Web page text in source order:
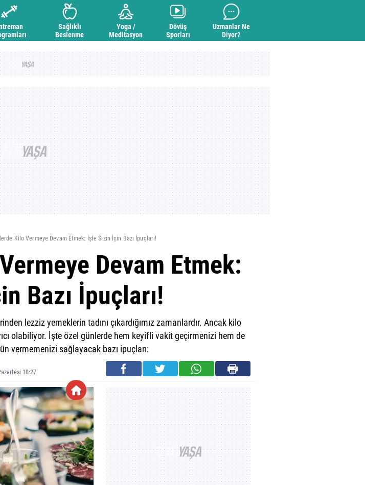
Sağlıklı
Beslenme
Yoga /
Meditasyon
Dövüş
Sporları
Uzmanlar Ne
Diyor?
Kilo Vermeye Devam Etmek: İşte Sizin İçin Bazı İpuçları!
Devam Etmek:
Bazı İpuçları!
lezziz yemeklerin tadını çıkardığımız zamanlardır. Ancak kilo
olabiliyor. İşte özel günlerde hem keyifli vakit geçirmenizi hem de
vermemenizi sağlayacak bazı ipuçları:
10:27